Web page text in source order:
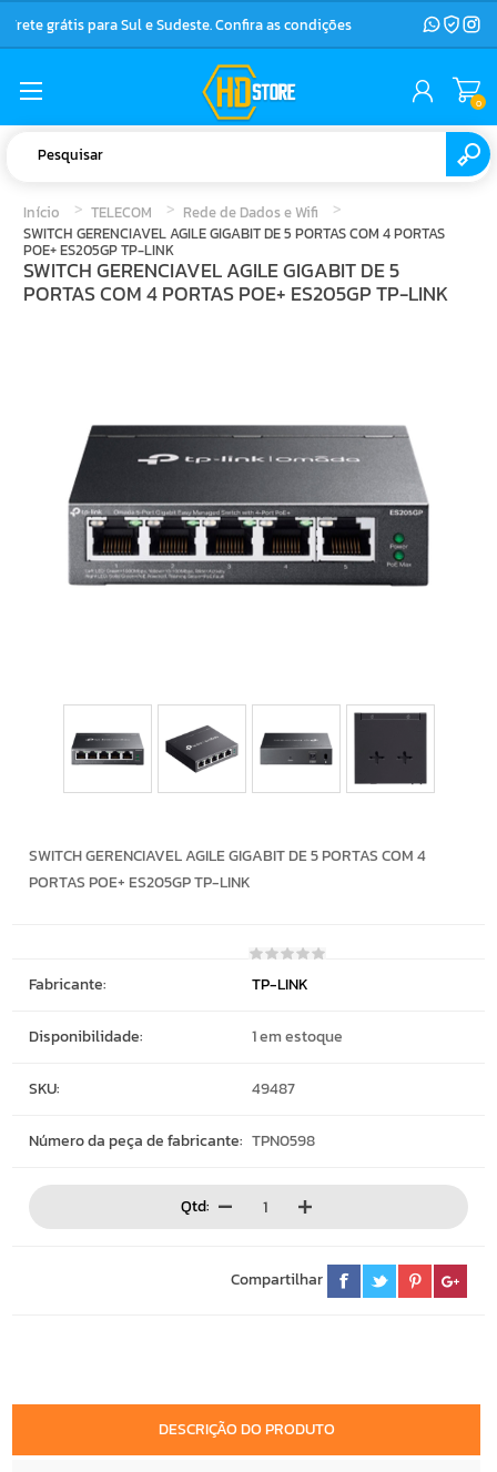
Frete grátis para Sul e Sudeste. Confira as condições
0
Início TELECOM
Rede de Dados e Wifi
SWITCH GERENCIAVEL AGILE GIGABIT DE 5 PORTAS COM 4 PORTAS
POE+ ES205GP TP-LINK
SWITCH GERENCIAVEL AGILE GIGABIT DE 5
PORTAS COM 4 PORTAS POE+ ES205GP TP-LINK
SWITCH GERENCIAVEL AGILE GIGABIT DE 5 PORTAS COM 4
PORTAS POE+ ES205GP TP-LINK
Fabricante: TP-LINK
Disponibilidade: 1 em estoque
SKU: 49487
Número da peça de fabricante: TPN0598
Qtd:
Compartilhar
DESCRIÇÃO DO PRODUTO